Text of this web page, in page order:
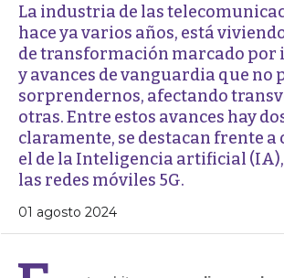
La industria de las
hace ya varios años, está
de transformación marcado por
y avances de vanguardia que no
sorprendernos, afectando
otras. Entre estos avances hay
claramente, se destacan frente a
el de la Inteligencia artificial (IA),
las redes móviles 5G.
01 agosto 2024